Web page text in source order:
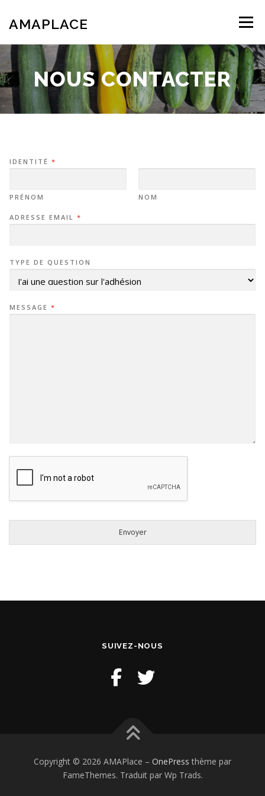
contenu
AMAPLACE Menu
L’ASSOCIATION NOS PRODUITS EVÉNEMENTS
FAQ CONTACT PLANNING DISTRIB
NOUS CONTACTER
IDENTITÉ *
PRÉNOM NOM
ADRESSE EMAIL *
TYPE DE QUESTION
MESSAGE *
Envoyer
SUIVEZ-NOUS
Copyright © 2026 AMAPlace – OnePress thème par
FameThemes. Traduit par Wp Trads.